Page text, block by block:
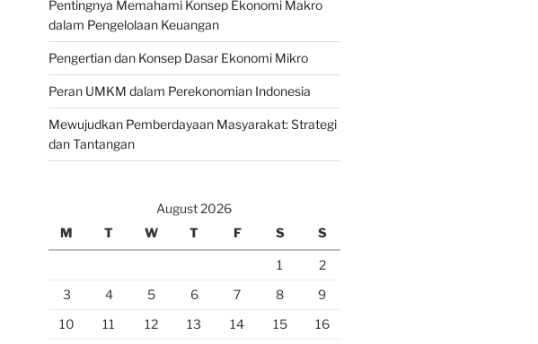
Pentingnya Memahami Konsep Ekonomi Makro
dalam Pengelolaan Keuangan
Pengertian dan Konsep Dasar Ekonomi Mikro
Peran UMKM dalam Perekonomian Indonesia
Mewujudkan Pemberdayaan Masyarakat: Strategi
dan Tantangan
August 2026
M
T W T F S S
1
2
3
4 5 6 7 8
9
10
11 12 13 14 15
16